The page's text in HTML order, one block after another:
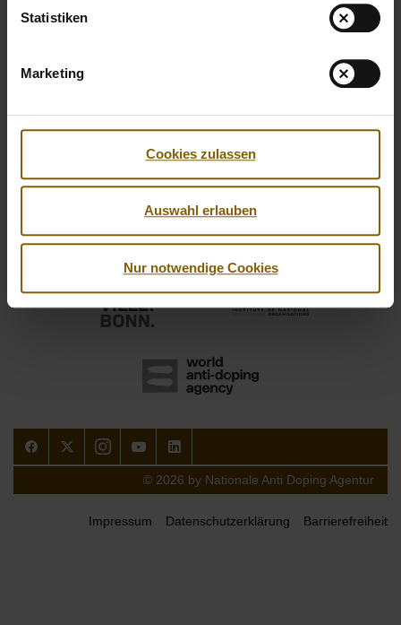
Statistiken
Marketing
Cookies zulassen
Auswahl erlauben
Nur notwendige Cookies
FacebookTwitterInstagramYoutubeLinkedIn
© 2026 by Nationale Anti Doping Agentur
Impressum Datenschutzerklärung Barrierefreiheit